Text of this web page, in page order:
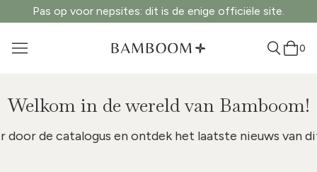
Pas op voor nepsites: dit is de enige officiële site.
0
Welkom in de wereld van Bamboom!
door de catalogus en ontdek het laatste nieuws van